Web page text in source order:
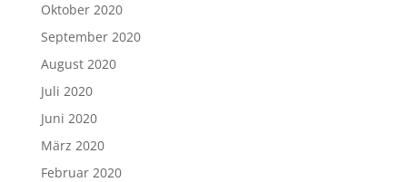
Oktober 2020
September 2020
August 2020
Juli 2020
Juni 2020
März 2020
Februar 2020